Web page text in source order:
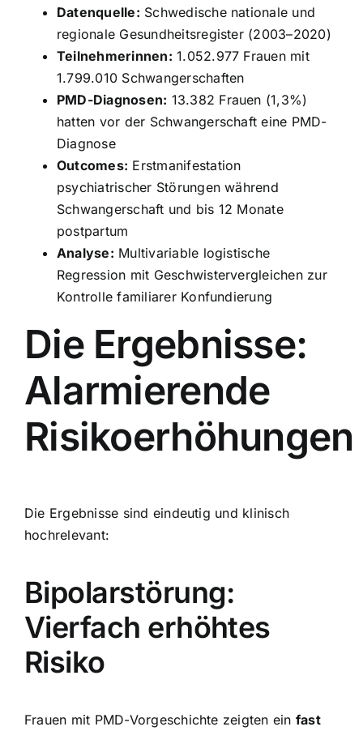
Datenquelle: Schwedische nationale und
regionale Gesundheitsregister (2003–2020)
Teilnehmerinnen: 1.052.977 Frauen mit
1.799.010 Schwangerschaften
PMD-Diagnosen: 13.382 Frauen (1,3%)
hatten vor der Schwangerschaft eine PMD-
Diagnose
Outcomes: Erstmanifestation
psychiatrischer Störungen während
Schwangerschaft und bis 12 Monate
postpartum
Analyse: Multivariable logistische
Regression mit Geschwistervergleichen zur
Kontrolle familiarer Konfundierung
Die Ergebnisse:
Alarmierende
Risikoerhöhungen
Die Ergebnisse sind eindeutig und klinisch
hochrelevant:
Bipolarstörung:
Vierfach erhöhtes
Risiko
Frauen mit PMD-Vorgeschichte zeigten ein fast